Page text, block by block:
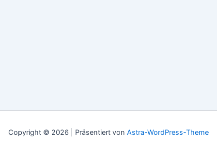
Copyright © 2026 | Präsentiert von Astra-WordPress-Theme